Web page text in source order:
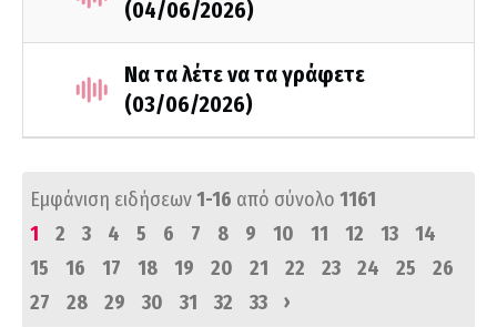
(04/06/2026)
Να τα λέτε να τα γράφετε
(03/06/2026)
Εμφάνιση ειδήσεων1-16 από σύνολο 1161
1
2 3 4 5 6 7 8 9 10 11 12 13
14
15
16 17 18 19 20 21 22 23 24 25
26
27
28 29 30 31 32 33 ›